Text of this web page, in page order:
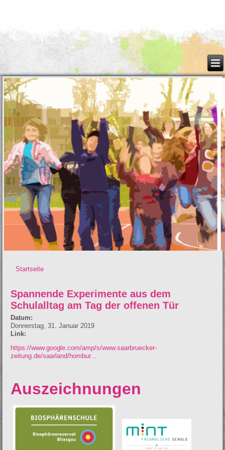
Startseite
Spannende Experimente aus dem
Schulalltag am Tag der offenen Tür
Datum:
Donnerstag, 31. Januar 2019
Link:
https://www.google.com/amp/s/www.saarbruecker-
zeitung.de/saarland/hombur...
Auszeichnungen